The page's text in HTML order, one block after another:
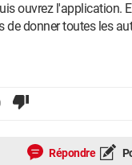
ouvrez l'application.
de donner toutes les
Répondre